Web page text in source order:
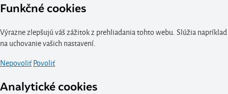
Funkčné cookies
Výrazne zlepšujú váš zážitok z prehliadania tohto webu. Slúžia napríklad
na uchovanie vašich nastavení.
NepovoliťPovoliť
Analytické cookies